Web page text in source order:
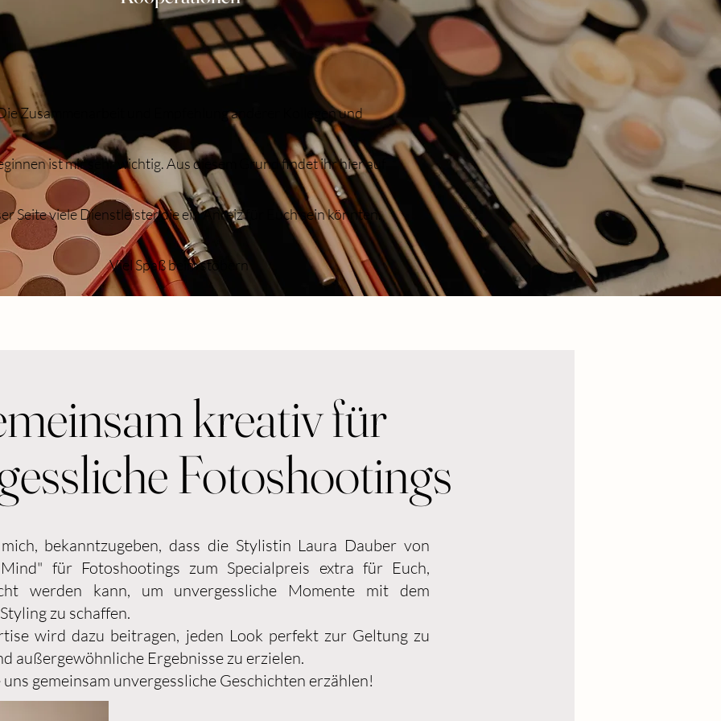
Zusammenarbeit und Empfehlung anderer Kollegen und
ist mir sehr wichtig. Aus diesem Grund findet ihr hier auf
Seite viele Dienstleister die ein Anreiz für Euch sein könnten.
Viel Spaß beim stöbern
kreativ für
Fotoshootings
bekanntzugeben, dass die Stylistin Laura Dauber von
für Fotoshootings zum Specialpreis extra für Euch,
werden kann, um unvergessliche Momente mit dem
zu schaffen.
wird dazu beitragen, jeden Look perfekt zur Geltung zu
außergewöhnliche Ergebnisse zu erzielen.
uns gemeinsam unvergessliche Geschichten erzählen!